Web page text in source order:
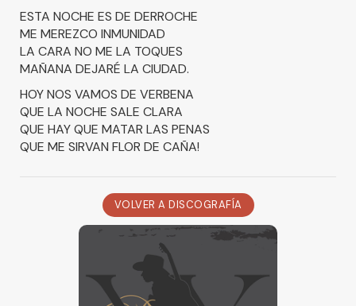
ESTA NOCHE ES DE DERROCHE
ME MEREZCO INMUNIDAD
LA CARA NO ME LA TOQUES
MAÑANA DEJARÉ LA CIUDAD.
HOY NOS VAMOS DE VERBENA
QUE LA NOCHE SALE CLARA
QUE HAY QUE MATAR LAS PENAS
QUE ME SIRVAN FLOR DE CAÑA!
VOLVER A DISCOGRAFÍA